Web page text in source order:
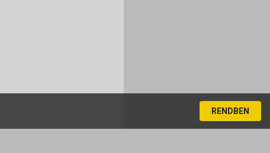
RENDBEN